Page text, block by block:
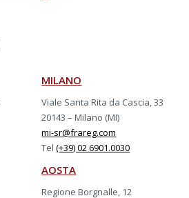
MILANO
Viale Santa Rita da Cascia, 33
20143 – Milano (MI)
mi-sr@frareg.com
Tel(+39) 02 6901.0030
AOSTA
Regione Borgnalle, 12